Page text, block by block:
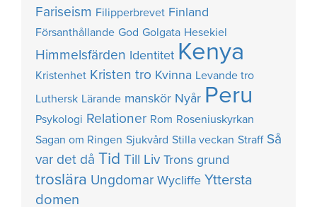
Fariseism Filipperbrevet Finland
Försanthållande God Golgata Hesekiel
Himmelsfärden Identitet Kenya
Kristenhet Kristen tro Kvinna Levande tro
Luthersk Lärande manskör Nyår Peru
Psykologi Relationer Rom Roseniuskyrkan
Sagan om Ringen Sjukvård Stilla veckan Straff Så
var det då Tid Till Liv Trons grund
troslära Ungdomar Wycliffe Yttersta
domen